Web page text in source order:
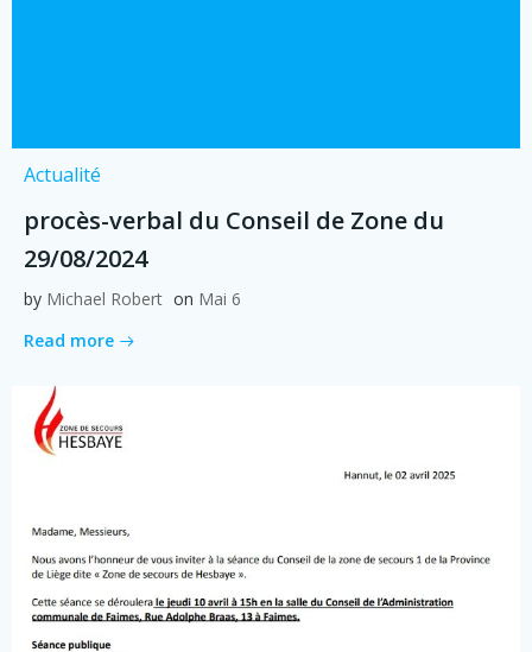
Actualité
procès-verbal du Conseil de Zone du
29/08/2024
by Michael Robert on Mai 6
Read more